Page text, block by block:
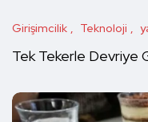
Girişimcilik Teknoloji
Tek Tekerle Devriye